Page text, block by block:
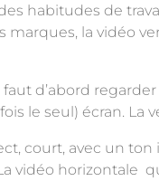
habitudes de
la vidéo
faut d’abord
le seul) écran. La
court, avec un
vidéo horizontale